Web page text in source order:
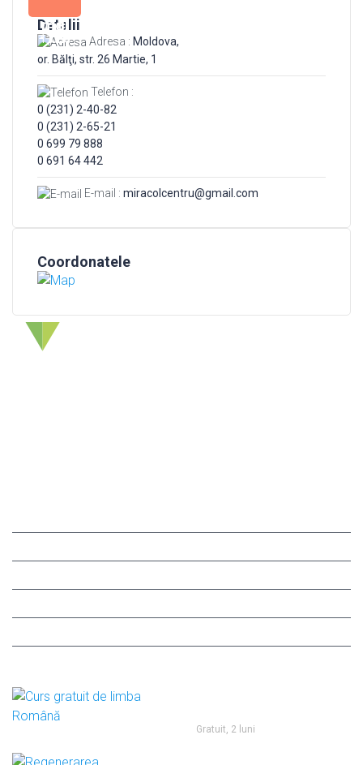
mdl
1 lunа
Detalii
Adresa : Moldova,
or. Bălţi, str. 26 Martie, 1
Telefon :
0 (231) 2-40-82
0 (231) 2-65-21
0 699 79 888
0 691 64 442
E-mail : miracolcentru@gmail.com
Coordonatele
Gratuit, 2 luni